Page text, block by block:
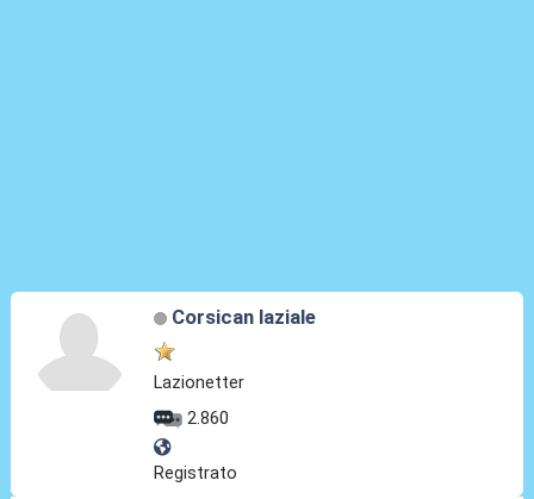
Corsican laziale
Lazionetter
2.860
Registrato